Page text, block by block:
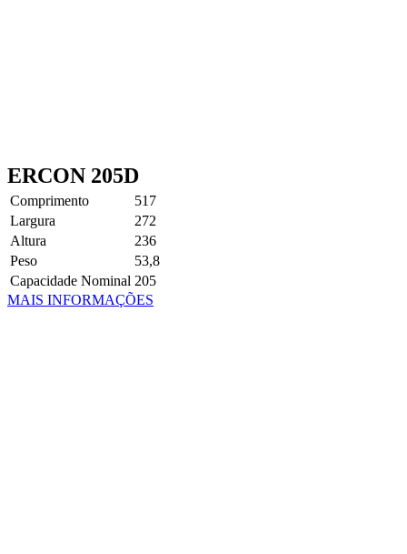
ERCON 205D
Comprimento
517
Largura
272
Altura
236
Peso
53,8
Capacidade Nominal 205
MAIS INFORMAÇÕES